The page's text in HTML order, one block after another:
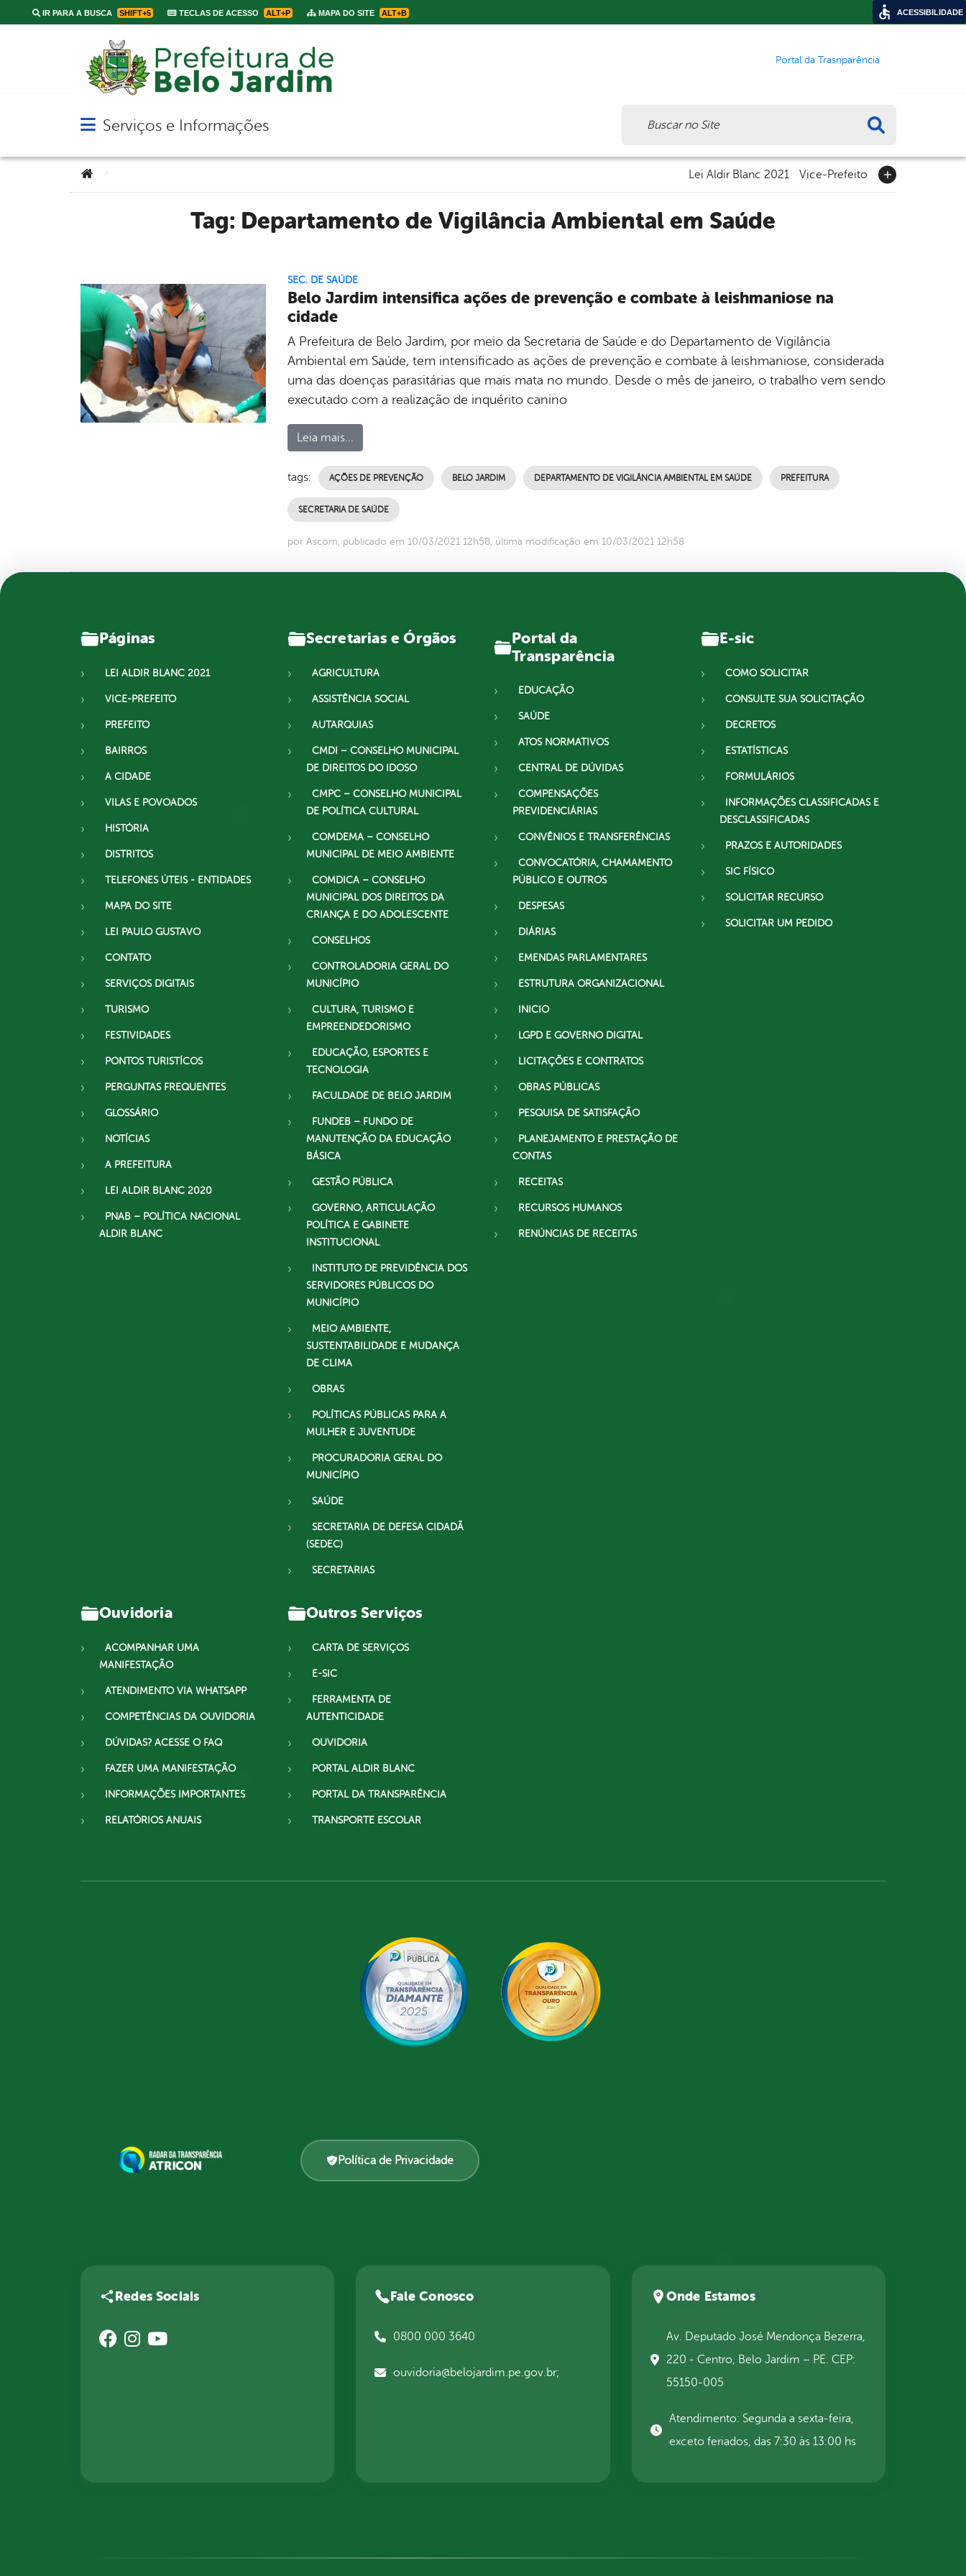
IR PARA A BUSCA SHIFT+5 TECLAS DE ACESSO ALT+P MAPA DO SITE ALT+B
Portal da Trasnparência
Abrir menu principal de navegação
Serviços e Informações
Você está aqui: Lei Aldir Blanc 2021 Vice-Prefeito
Tag: Departamento de Vigilância Ambiental em Saúde
SEC. DE SAÚDE
Belo Jardim intensifica ações de prevenção e combate à leishmaniose na
cidade
A Prefeitura de Belo Jardim, por meio da Secretaria de Saúde e do Departamento de Vigilância
Ambiental em Saúde, tem intensificado as ações de prevenção e combate à leishmaniose, considerada
uma das doenças parasitárias que mais mata no mundo. Desde o mês de janeiro, o trabalho vem sendo
executado com a realização de inquérito canino
Leia mais...
tags: AÇÕES DE PREVENÇÃO BELO JARDIM DEPARTAMENTO DE VIGILÂNCIA AMBIENTAL EM SAÚDE PREFEITURA
SECRETARIA DE SAÚDE
por Ascom, publicado em 10/03/2021 12h58, última modificação em 10/03/2021 12h58
Páginas
LEI ALDIR BLANC 2021
VICE-PREFEITO
PREFEITO
BAIRROS
A CIDADE
VILAS E POVOADOS
HISTÓRIA
DISTRITOS
TELEFONES ÚTEIS - ENTIDADES
MAPA DO SITE
LEI PAULO GUSTAVO
CONTATO
SERVIÇOS DIGITAIS
TURISMO
FESTIVIDADES
PONTOS TURISTÍCOS
PERGUNTAS FREQUENTES
GLOSSÁRIO
NOTÍCIAS
A PREFEITURA
LEI ALDIR BLANC 2020
PNAB – POLÍTICA NACIONAL
ALDIR BLANC
Secretarias e Órgãos
AGRICULTURA
ASSISTÊNCIA SOCIAL
AUTARQUIAS
CMDI – CONSELHO MUNICIPAL
DE DIREITOS DO IDOSO
CMPC – CONSELHO MUNICIPAL
DE POLÍTICA CULTURAL
COMDEMA – CONSELHO
MUNICIPAL DE MEIO AMBIENTE
COMDICA – CONSELHO
MUNICIPAL DOS DIREITOS DA
CRIANÇA E DO ADOLESCENTE
CONSELHOS
CONTROLADORIA GERAL DO
MUNICÍPIO
CULTURA, TURISMO E
EMPREENDEDORISMO
EDUCAÇÃO, ESPORTES E
TECNOLOGIA
FACULDADE DE BELO JARDIM
FUNDEB – FUNDO DE
MANUTENÇÃO DA EDUCAÇÃO
BÁSICA
GESTÃO PÚBLICA
GOVERNO, ARTICULAÇÃO
POLÍTICA E GABINETE
INSTITUCIONAL
INSTITUTO DE PREVIDÊNCIA DOS
SERVIDORES PÚBLICOS DO
MUNICÍPIO
MEIO AMBIENTE,
SUSTENTABILIDADE E MUDANÇA
DE CLIMA
OBRAS
POLÍTICAS PÚBLICAS PARA A
MULHER E JUVENTUDE
PROCURADORIA GERAL DO
MUNICÍPIO
SAÚDE
SECRETARIA DE DEFESA CIDADÃ
(SEDEC)
SECRETARIAS
Portal da
Transparência
EDUCAÇÃO
SAÚDE
ATOS NORMATIVOS
CENTRAL DE DÚVIDAS
COMPENSAÇÕES
PREVIDENCIÁRIAS
CONVÊNIOS E TRANSFERÊNCIAS
CONVOCATÓRIA, CHAMAMENTO
PÚBLICO E OUTROS
DESPESAS
DIÁRIAS
EMENDAS PARLAMENTARES
ESTRUTURA ORGANIZACIONAL
INICIO
LGPD E GOVERNO DIGITAL
LICITAÇÕES E CONTRATOS
OBRAS PÚBLICAS
PESQUISA DE SATISFAÇÃO
PLANEJAMENTO E PRESTAÇÃO DE
CONTAS
RECEITAS
RECURSOS HUMANOS
RENÚNCIAS DE RECEITAS
E-sic
COMO SOLICITAR
CONSULTE SUA SOLICITAÇÃO
DECRETOS
ESTATÍSTICAS
FORMULÁRIOS
INFORMAÇÕES CLASSIFICADAS E
DESCLASSIFICADAS
PRAZOS E AUTORIDADES
SIC FÍSICO
SOLICITAR RECURSO
SOLICITAR UM PEDIDO
Ouvidoria
ACOMPANHAR UMA
MANIFESTAÇÃO
ATENDIMENTO VIA WHATSAPP
COMPETÊNCIAS DA OUVIDORIA
DÚVIDAS? ACESSE O FAQ
FAZER UMA MANIFESTAÇÃO
INFORMAÇÕES IMPORTANTES
RELATÓRIOS ANUAIS
Outros Serviços
CARTA DE SERVIÇOS
E-SIC
FERRAMENTA DE
AUTENTICIDADE
OUVIDORIA
PORTAL ALDIR BLANC
PORTAL DA TRANSPARÊNCIA
TRANSPORTE ESCOLAR
Política de Privacidade
Redes Sociais Fale Conosco
0800 000 3640
ouvidoria@belojardim.pe.gov.br;
Onde Estamos
Av. Deputado José Mendonça Bezerra,
220 - Centro, Belo Jardim – PE. CEP:
55150-005
Atendimento: Segunda a sexta-feira,
exceto feriados, das 7:30 às 13:00 hs
ACESSIBILIDADE